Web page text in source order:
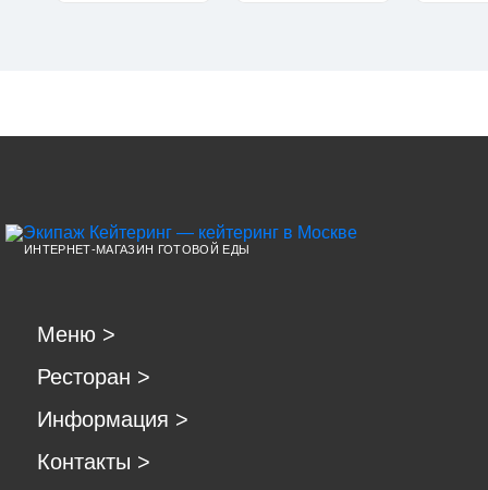
ИНТЕРНЕТ-МАГАЗИН ГОТОВОЙ ЕДЫ
Меню >
Ресторан >
Информация >
Контакты >